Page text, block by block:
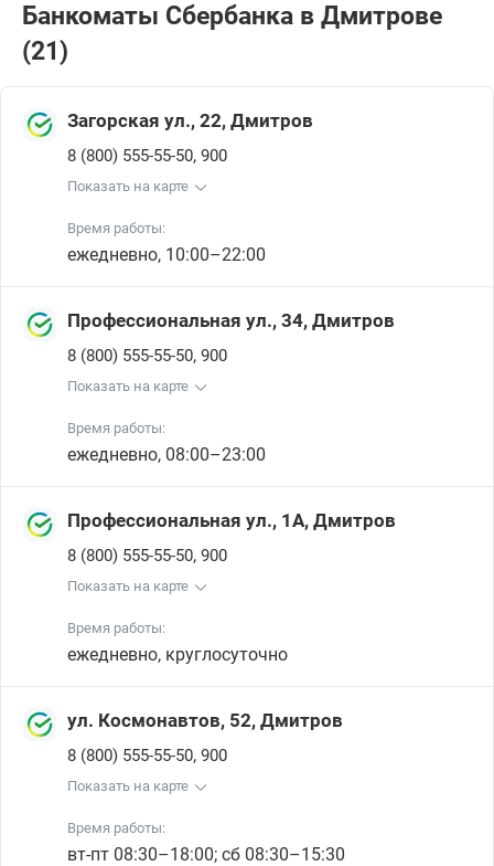
Банкоматы Сбербанкa в Дмитрове
(21)
Загорская ул., 22, Дмитров
8 (800) 555-55-50, 900
Показать на карте
Время работы:
ежедневно, 10:00–22:00
Профессиональная ул., 34, Дмитров
8 (800) 555-55-50, 900
Показать на карте
Время работы:
ежедневно, 08:00–23:00
Профессиональная ул., 1А, Дмитров
8 (800) 555-55-50, 900
Показать на карте
Время работы:
ежедневно, круглосуточно
ул. Космонавтов, 52, Дмитров
8 (800) 555-55-50, 900
Показать на карте
Время работы:
вт-пт 08:30–18:00; сб 08:30–15:30